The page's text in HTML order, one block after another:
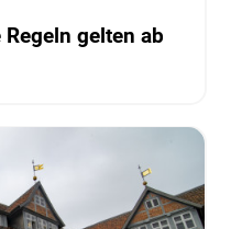
gelten ab